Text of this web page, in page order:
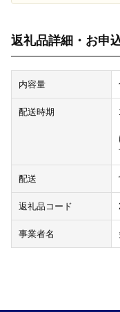
返礼品詳細・お申
内容量
配送時期
配送
返礼品コード
事業者名